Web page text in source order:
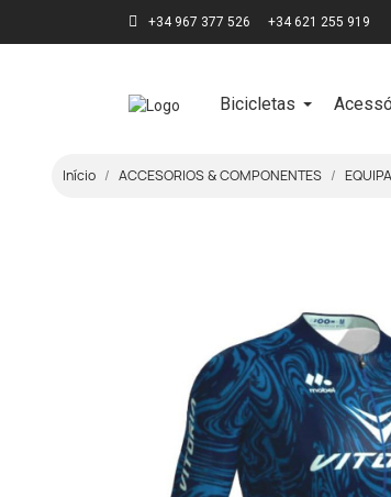
+34 967 377 526 +34 621 255 919
Bicicletas
Início ACCESORIOS & COMPONENTES